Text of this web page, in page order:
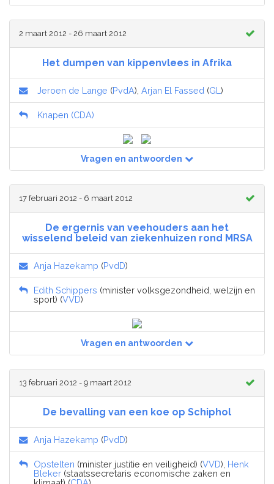
2 maart 2012 - 26 maart 2012
Het dumpen van kippenvlees in Afrika
Jeroen de Lange (PvdA), Arjan El Fassed (GL )
Knapen (CDA)
Vragen en antwoorden
17 februari 2012 - 6 maart 2012
De ergernis van veehouders aan het
wisselend beleid van ziekenhuizen rond MRSA
Anja Hazekamp (PvdD)
Edith Schippers (minister volksgezondheid, welzijn en
sport) (VVD)
Vragen en antwoorden
13 februari 2012 - 9 maart 2012
De bevalling van een koe op Schiphol
Anja Hazekamp (PvdD)
Opstelten (minister justitie en veiligheid) (VVD), Henk
Bleker (staatssecretaris economische zaken en